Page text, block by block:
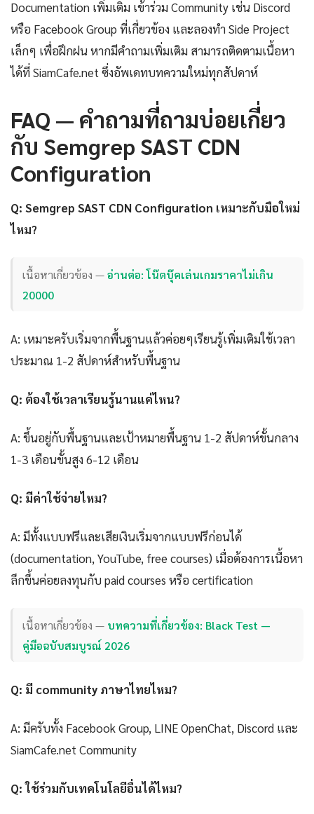
Documentation เพิ่มเติม เข้าร่วม Community เช่น Discord
หรือ Facebook Group ที่เกี่ยวข้อง และลองทำ Side Project
เล็กๆ เพื่อฝึกฝน หากมีคำถามเพิ่มเติม สามารถติดตามเนื้อหา
ได้ที่ SiamCafe.net ซึ่งอัพเดทบทความใหม่ทุกสัปดาห์
FAQ — คำถามที่ถามบ่อยเกี่ยว
กับ Semgrep SAST CDN
Configuration
Q: Semgrep SAST CDN Configuration เหมาะกับมือใหม่
ไหม?
เนื้อหาเกี่ยวข้อง —อ่านต่อ: โน๊ตบุ๊คเล่นเกมราคาไม่เกิน
20000
A: เหมาะครับเริ่มจากพื้นฐานแล้วค่อยๆเรียนรู้เพิ่มเติมใช้เวลา
ประมาณ 1-2 สัปดาห์สำหรับพื้นฐาน
Q: ต้องใช้เวลาเรียนรู้นานแค่ไหน?
A: ขึ้นอยู่กับพื้นฐานและเป้าหมายพื้นฐาน 1-2 สัปดาห์ขั้นกลาง
1-3 เดือนขั้นสูง 6-12 เดือน
Q: มีค่าใช้จ่ายไหม?
A: มีทั้งแบบฟรีและเสียเงินเริ่มจากแบบฟรีก่อนได้
(documentation, YouTube, free courses) เมื่อต้องการเนื้อหา
ลึกขึ้นค่อยลงทุนกับ paid courses หรือ certification
เนื้อหาเกี่ยวข้อง — บทความที่เกี่ยวข้อง: Black Test —
คู่มือฉบับสมบูรณ์ 2026
Q: มี community ภาษาไทยไหม?
A: มีครับทั้ง Facebook Group, LINE OpenChat, Discord และ
SiamCafe.net Community
Q: ใช้ร่วมกับเทคโนโลยีอื่นได้ไหม?